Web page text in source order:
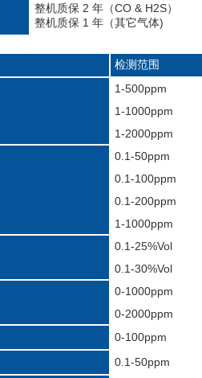
整机质保 2 年（CO &
整机质保 1 年（其它气体)
检测范围
1-500ppm
1-1000ppm
1-2000ppm
0.1-50ppm
0.1-100ppm
0.1-200ppm
1-1000ppm
0.1-25%Vol
0.1-30%Vol
0-1000ppm
0-2000ppm
0-100ppm
0.1-50ppm